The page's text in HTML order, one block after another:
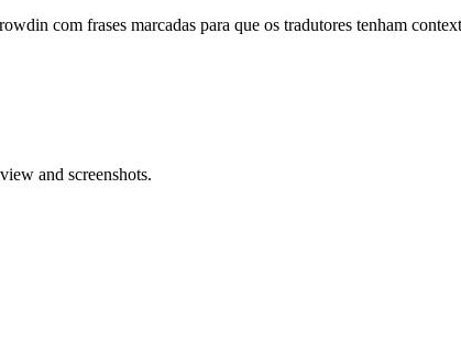
com frases marcadas para que os tradutores tenham
and screenshots.